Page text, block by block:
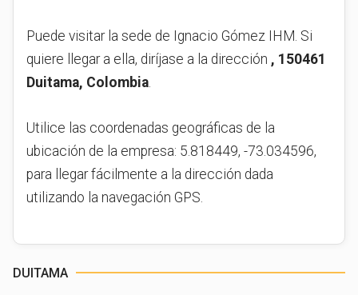
Puede visitar la sede de Ignacio Gómez IHM. Si
quiere llegar a ella, diríjase a la dirección , 150461
Duitama, Colombia
Utilice las coordenadas geográficas de la
ubicación de la empresa: 5.818449, -73.034596,
para llegar fácilmente a la dirección dada
utilizando la navegación GPS.
DUITAMA